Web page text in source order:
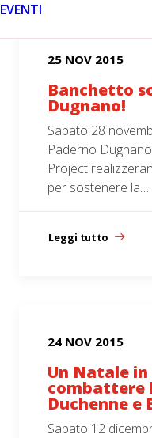
EVENTI
25 NOV 2015
Banchetto
Dugnano!
Sabato 28
Paderno
Project
per sostenere la…
Leggi tutto
24 NOV 2015
Un Natale
combattere
Duchenne e
Sabato 12